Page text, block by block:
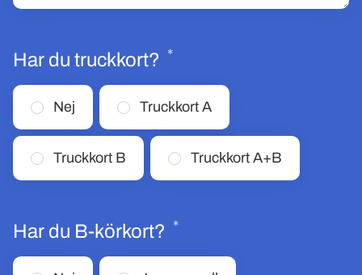
Har du truckkort? *Obligatoriskt
Nej Truckkort A
Truckkort B Truckkort A+B
Har du B-körkort? *Obligatoriskt